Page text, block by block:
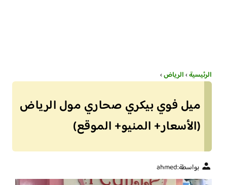
الرئيسية›الرياض›
ميل فوي بيكري صحاري مول الرياض
(الأسعار+ المنيو+ الموقع)
بواسطة:ahmed